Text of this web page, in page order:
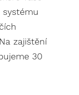
systému
zajištění
30